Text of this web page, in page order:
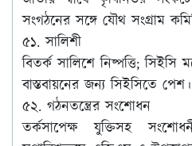
সংগঠনের সঙ্গে যৌথ সংগ্রাম
৫১. সালিশী
বিতর্ক সালিশে নিষ্পত্তি; সিইসি
বাস্তবায়নের জন্য সিইসিতে পেশ।
৫২. গঠনতন্ত্রের সংশোধন
তর্কসাপেক্ষ যুক্তিসহ